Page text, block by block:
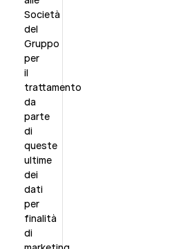
Società
del
Gruppo
per
il
trattamento
da
parte
di
queste
ultime
dei
dati
per
finalità
di